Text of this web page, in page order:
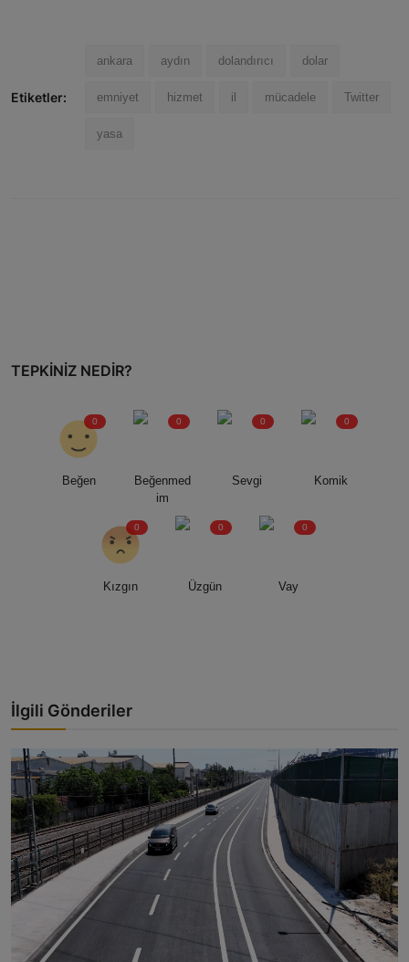
Etiketler:
ankara aydın dolandırıcı dolar
emniyet hizmet il mücadele Twitter
yasa
TEPKINIZ NEDIR?
Beğen
0
Beğenmed
im
0
Sevgi
0
Komik
0
Kızgın
0
Üzgün
0
Vay
0
İlgili Gönderiler